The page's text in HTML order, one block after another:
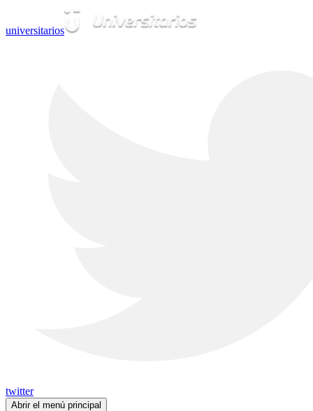
universitarios
twitter
Abrir el menú principal